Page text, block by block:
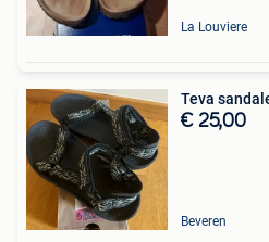
La Louviere
Teva
€ 25,00
Beveren